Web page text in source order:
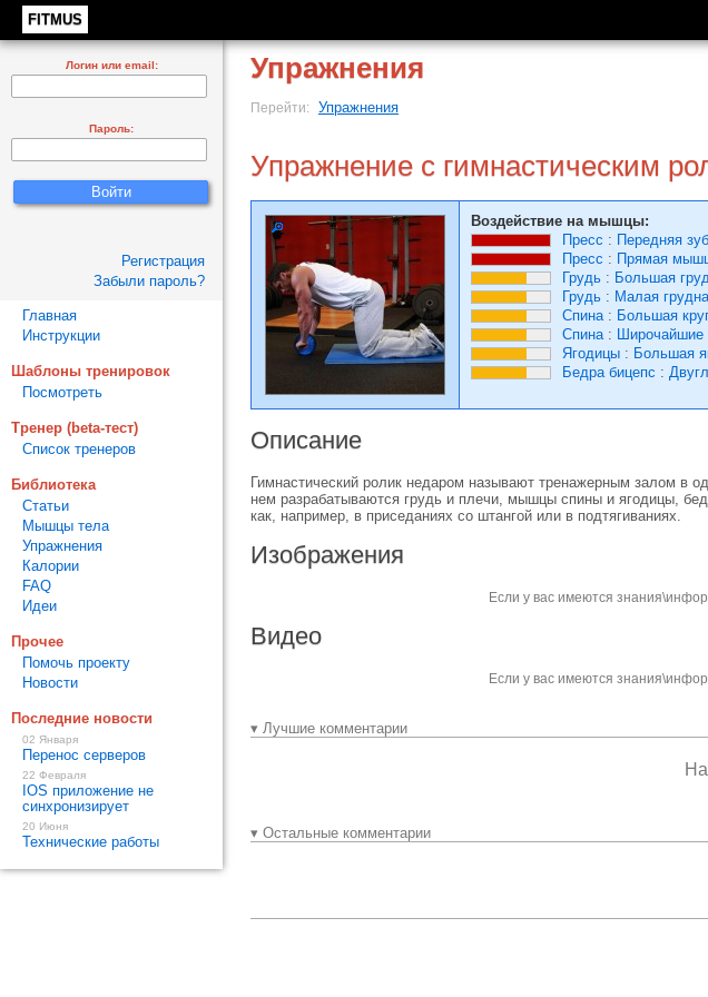
FITMUS
Упражнения
Перейти: Упражнения
Упражнение с гимнастическим
Воздействие на мышцы:
Пресс : Передняя
Пресс : Прямая
Грудь : Большая
Грудь : Малая
Спина: Большая
Спина:
Ягодицы : Большая
Бедра бицепс :
Описание
Гимнастический ролик недаром называют тренажерным залом в
нем разрабатываются грудь и плечи, мышцы спины и ягодицы,
как, например, в приседаниях со штангой или в подтягиваниях.
Изображения
Если у вас имеются
Видео
Если у вас имеются
▾ Лучшие комментарии
▾ Остальные комментарии
Логин или email:
Пароль:
Регистрация
Забыли пароль?
Главная
Инструкции
Шаблоны тренировок
Посмотреть
Тренер (beta-тест)
Список тренеров
Библиотека
Статьи
Мышцы тела
Упражнения
Калории
FAQ
Идеи
Прочее
Помочь проекту
Новости
Последние новости
02 Января
Перенос серверов
22 Февраля
IOS приложение не
синхронизирует
20 Июня
Технические работы